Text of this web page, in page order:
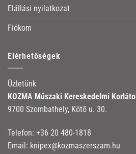
Elállási nyilatkozat
Fiókom
Elérhetőségek
Üzletünk
KOZMA Műszaki Kereskedelmi
9700 Szombathely, Kötő u. 30.
Telefon: +36 20 480-1818
Email: knipex@kozmaszerszam.hu